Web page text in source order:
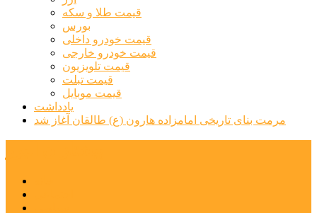
قیمت طلا و سکه
بورس
قیمت خودرو داخلی
قیمت خودرو خارجی
قیمت تلویزیون
قیمت تبلت
قیمت موبایل
یادداشت
مرمت بنای تاریخی امامزاده هارون (ع) طالقان آغاز شد